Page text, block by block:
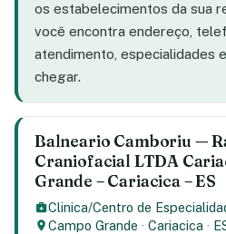
os estabelecimentos da sua
você encontra endereço,
atendimento, especialidades
chegar.
Balneario Camboriu —
Craniofacial LTDA
Grande – Cariacica – ES
Clinica/Centro de
Campo Grande ·Cariacica ·